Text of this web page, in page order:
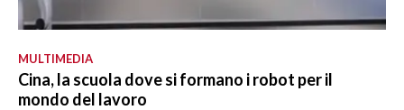
MULTIMEDIA
Cina, la scuola dove si formano i robot per il
mondo del lavoro